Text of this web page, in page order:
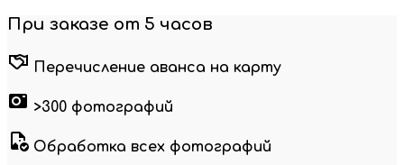
При заказе от 5 часов
Перечисление аванса на карту
>300 фотографий
Обработка всех фотографий